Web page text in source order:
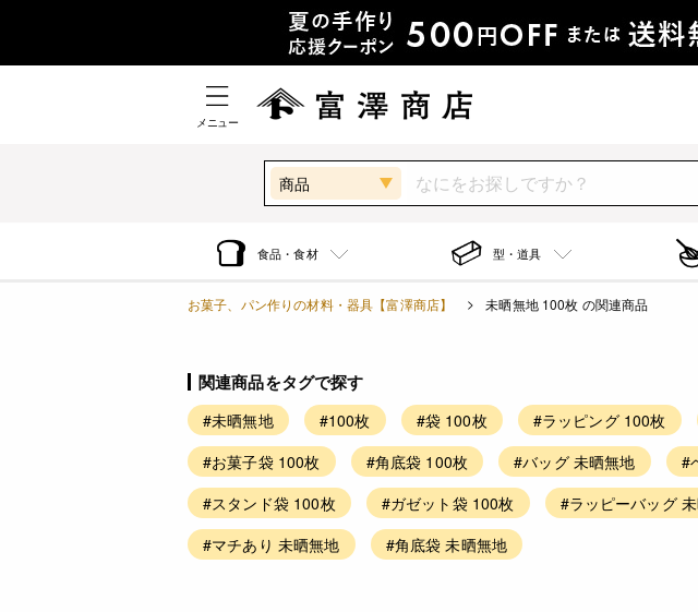
メニュー
商品
食品・食材 型・道具
お菓子、パン作りの材料・器具【富澤商店】 未晒無地 100枚 の関連商品
関連商品をタグで探す
#未晒無地 #100枚 #袋 100枚 #ラッピング 100枚
#お菓子袋 100枚
#角底袋 100枚 #バッグ 未晒無地 #
#スタンド袋 100枚
#ガゼット袋 100枚 #ラッピーバッグ
#マチあり 未晒無地
#角底袋 未晒無地